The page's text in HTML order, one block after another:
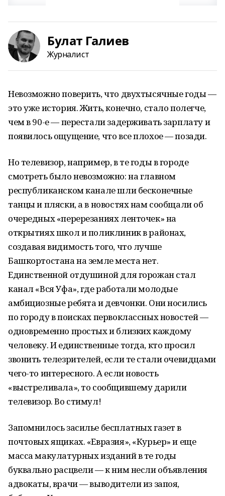
Булат Галиев
Журналист
Невозможно поверить, что двухтысячные годы —
это уже история. Жить, конечно, стало полегче,
чем в 90-е — перестали задерживать зарплату и
появилось ощущение, что все плохое — позади.
Но телевизор, например, в те годы в городе
смотреть было невозможно: на главном
республиканском канале шли бесконечные
танцы и пляски, а в новостях нам сообщали об
очередных «перерезаниях ленточек» на
открытиях школ и поликлиник в районах,
создавая видимость того, что лучше
Башкортостана на земле места нет.
Единственной отдушиной для горожан стал
канал «Вся Уфа», где работали молодые
амбициозные ребята и девчонки. Они носились
по городу в поисках первоклассных новостей —
одновременно простых и близких каждому
человеку. И единственные тогда, кто просил
звонить телезрителей, если те стали очевидцами
чего-то интересного. А если новость
«выстреливала», то сообщившему дарили
телевизор. Во стимул!
Запомнилось засилье бесплатных газет в
почтовых ящиках. «Евразия», «Курьер» и еще
масса макулатурных изданий в те годы
буквально расцвели — к ним несли объявления
адвокаты, врачи — выводители из запоя,